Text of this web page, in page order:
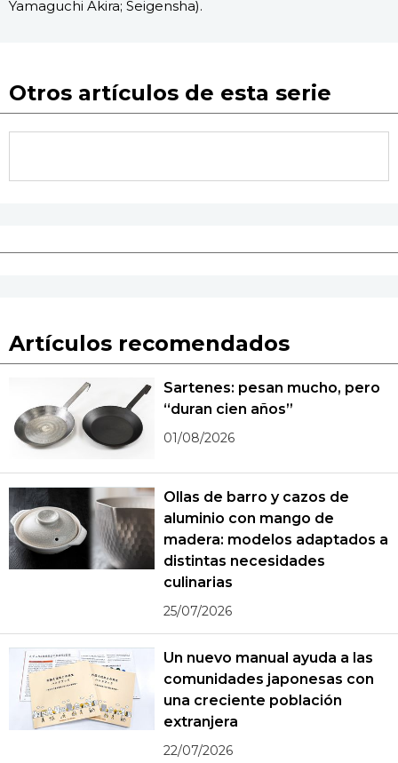
Yamaguchi Akira; Seigensha).
Otros artículos de esta serie
Artículos recomendados
Sartenes: pesan mucho, pero
“duran cien años”
01/08/2026
Ollas de barro y cazos de
aluminio con mango de
madera: modelos adaptados a
distintas necesidades
culinarias
25/07/2026
Un nuevo manual ayuda a las
comunidades japonesas con
una creciente población
extranjera
22/07/2026